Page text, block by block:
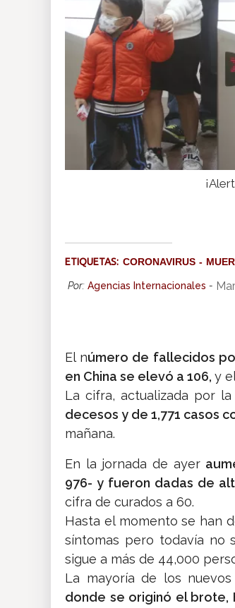
ETIQUETAS: CORONAVIRUS
Por: Agencias Internacionales -
El número de fallecidos
en China se elevó a 106, y
La cifra, actualizada por
decesos y de 1,771 casos
mañana.
En la jornada de ayer
976- y fueron dadas de
cifra de curados a 60.
Hasta el momento se han
síntomas pero todavía no
sigue a más de 44,000
La mayoría de los
donde se originó el brote,